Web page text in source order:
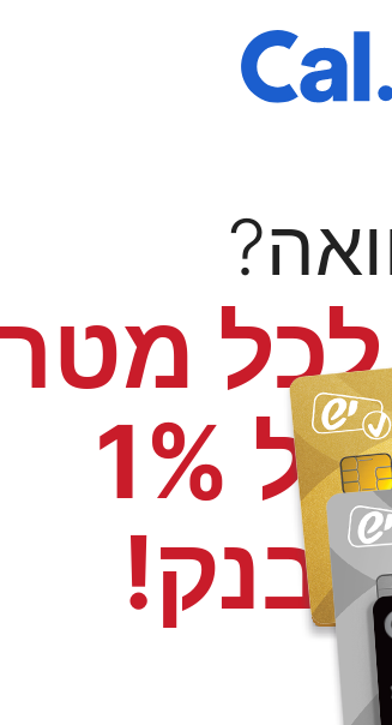
לכל
1%